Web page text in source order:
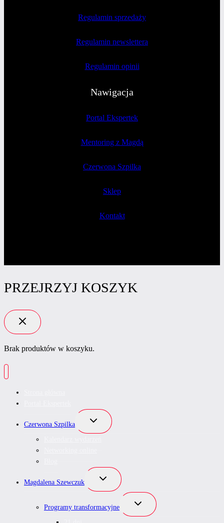
Regulamin sprzedaży
Regulamin newslettera
Regulamin opinii
Nawigacja
Portal Ekspertek
Mentoring z Magdą
Czerwona Szpilka
Sklep
Kontakt
PRZEJRZYJ KOSZYK
Brak produktów w koszyku.
Czerwona Szpilka
Przełącz
podrzędne
Magdalena Szewczuk
Przełącz
podrzędne
Programy transformacyjne
Przełącz
podrzędne